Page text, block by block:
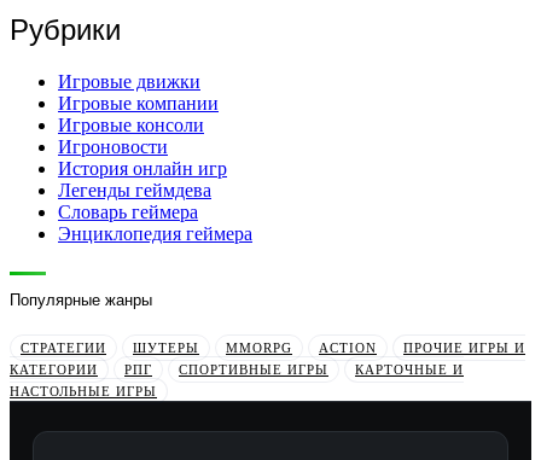
Рубрики
Игровые движки
Игровые компании
Игровые консоли
Игроновости
История онлайн игр
Легенды геймдева
Словарь геймера
Энциклопедия геймера
Популярные жанры
СТРАТЕГИИ ШУТЕРЫ MMORPG ACTION
ПРОЧИЕ ИГРЫ И
КАТЕГОРИИ
РПГ СПОРТИВНЫЕ ИГРЫ
КАРТОЧНЫЕ И
НАСТОЛЬНЫЕ ИГРЫ